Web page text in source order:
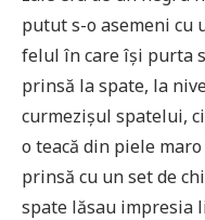
putut s-o asemeni cu
felul în care își purta
prinsă la spate, la
curmezișul spatelui,
o teacă din piele
prinsă cu un set de
spate lăsau impresia